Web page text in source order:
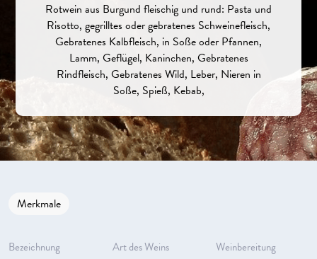
Rotwein aus Burgund fleischig und rund: Pasta und
Risotto, gegrilltes oder gebratenes Schweinefleisch,
Gebratenes Kalbfleisch, in Soße oder Pfannen,
Lamm, Geflügel, Kaninchen, Gebratenes
Rindfleisch, Gebratenes Wild, Leber, Nieren in
Soße, Spieß, Kebab,
Merkmale
Bezeichnung Art des Weins Weinbereitung